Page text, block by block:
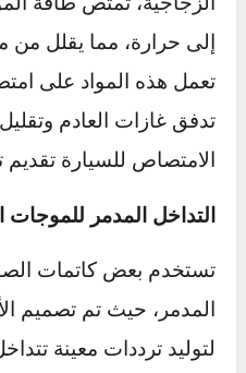
الامتصاص الصوتي
يحتوي كاتم الصوت على
الزجاجية، تمتص طاقة
إلى حرارة، مما يقلل من
تعمل هذه المواد على
الامتصاص للسيارة تقديم
التداخل المدمر للموجات